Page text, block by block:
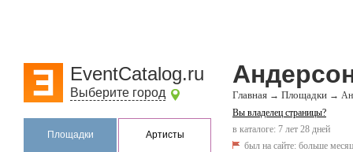
EventCatalog.ru
Выберите город
Площадки Артисты
Главная → Площадки →
Вы владелец страницы?
в каталоге: 7 лет 28 дней
был на сайте: больше